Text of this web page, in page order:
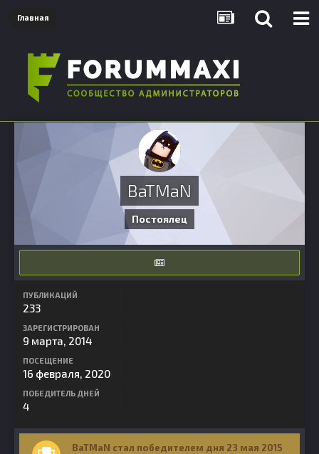
Главная
BaTMaN
Постоялец
ПУБЛИКАЦИЙ
233
ЗАРЕГИСТРИРОВАН
9 марта, 2014
ПОСЕЩЕНИЕ
16 февраля, 2020
ПОБЕДИТЕЛЬ ДНЕЙ
4
BaTMaN стал победителем дня 23 мая 2015